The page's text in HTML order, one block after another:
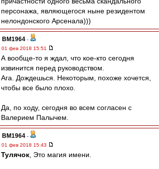
персонажа, являющегося ныне резидентом
нелондонского Арсенала)))
BM1964 -
01 фев 2018 15:51
А вообще-то я ждал, что кое-кто сегодня
извинится перед руководством.
Ага. Дождешься. Некоторым, похоже хочется,
чтобы все было плохо.
Да, по ходу, сегодня во всем согласен с
Валерием Палычем.
BM1964 -
01 фев 2018 15:43
Тулячок , Это магия имени.